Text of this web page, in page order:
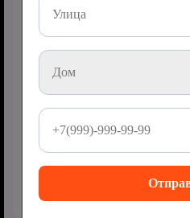
Комбо-тарифы –
Создавайте персональные
свои нужды и платите только за
Узнайте